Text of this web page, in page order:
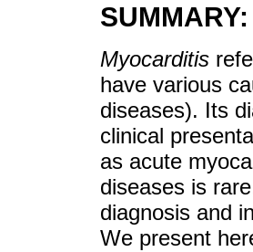
SUMMARY:
Myocarditis
have various
diseases). Its
clinical
as acute
diseases is
diagnosis and
We present